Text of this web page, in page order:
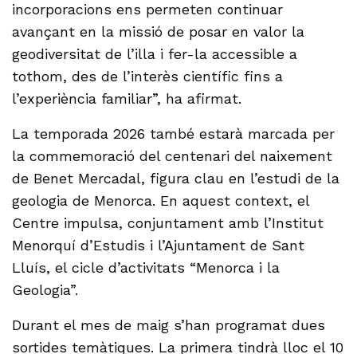
incorporacions ens permeten continuar
avançant en la missió de posar en valor la
geodiversitat de l’illa i fer-la accessible a
tothom, des de l’interès científic fins a
l’experiència familiar”, ha afirmat.
La temporada 2026 també estarà marcada per
la commemoració del centenari del naixement
de Benet Mercadal, figura clau en l’estudi de la
geologia de Menorca. En aquest context, el
Centre impulsa, conjuntament amb l’Institut
Menorquí d’Estudis i l’Ajuntament de Sant
Lluís, el cicle d’activitats “Menorca i la
Geologia”.
Durant el mes de maig s’han programat dues
sortides temàtiques. La primera tindrà lloc el 10